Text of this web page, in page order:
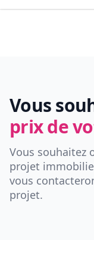
Vous
prix de
Vous souhaitez
projet
vous
projet.